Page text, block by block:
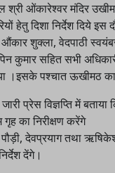
श्री ओंकारेश्वर मंदिर
हेतु दिशा निर्देश दिये
औंकार शुक्ला, वेदपाठी
कुमार सहित सभी
‌।इसके पश्चात ऊखीमठ
प्रेस विज्ञप्ति में
का निरीक्षण करेंगे
देवप्रयाग तथा
देंगे।